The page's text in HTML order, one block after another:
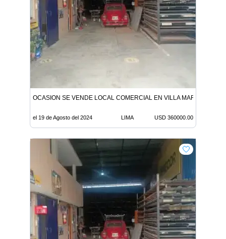
OCASION SE VENDE LOCAL COMERCIAL EN VILLA MARIA DEL
el 19 de Agosto del 2024 LIMA USD 360000.00